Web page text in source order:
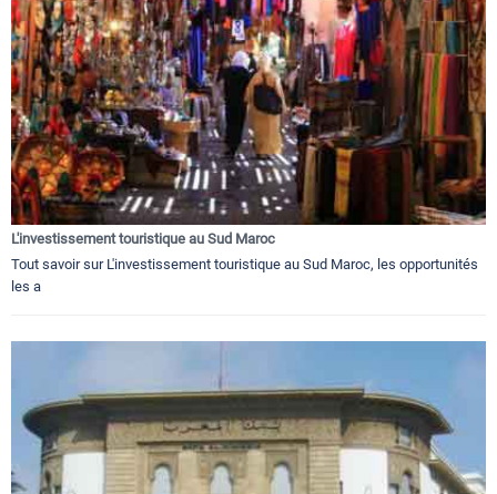
L'investissement touristique au Sud Maroc
Tout savoir sur L'investissement touristique au Sud Maroc, les opportunités
les a